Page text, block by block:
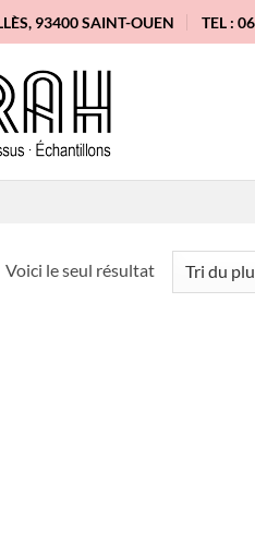
93400 SAINT-OUEN TEL :
Voici le seul résultat